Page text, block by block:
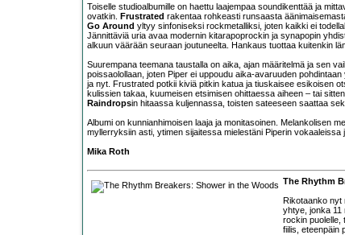
Toiselle studioalbumille on haettu laajempaa soundikenttää ja
ovatkin. Frustrated rakentaa rohkeasti runsaasta
Go Around yltyy sinfoniseksi rockmetalliksi, joten kaikki ei
Jännittäviä uria avaa modernin kitarapoprockin ja synapopin
alkuun väärään seuraan joutuneelta. Hankaus tuottaa kuitenkin
Suurempana teemana taustalla on aika, ajan määritelmä ja sen
poissaolollaan, joten Piper ei uppoudu aika-avaruuden
ja nyt. Frustrated potkii kiviä pitkin katua ja tiuskaisee esikoisen
kulissien takaa, kuumeisen etsimisen ohittaessa aiheen – tai
Raindropsin hitaassa kuljennassa, toisten sateeseen saattaa
Albumi on kunnianhimoisen laaja ja monitasoinen. Melankolisen
myllerryksiin asti, ytimen sijaitessa mielestäni Piperin vokaaleissa
Mika Roth
The Rhythm
Rikotaanko nyt
yhtye, jonka 11
rockin puolelle,
fiilis, eteenpäin